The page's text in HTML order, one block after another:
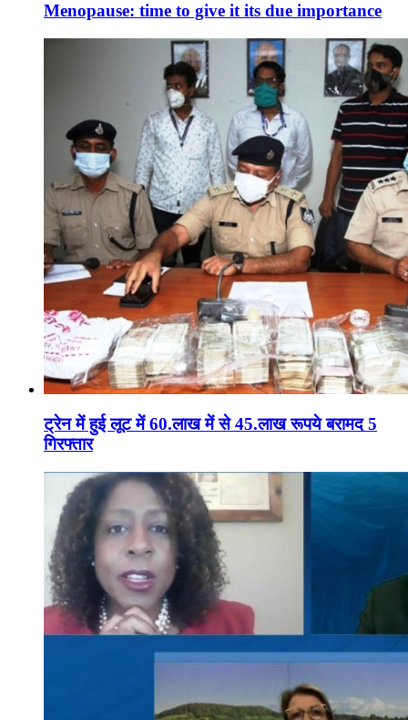
Menopause: time to give it its due importance
ट्रेन में हुई लूट में 60.लाख में से 45.लाख रूपये बरामद 5
गिरफ्तार